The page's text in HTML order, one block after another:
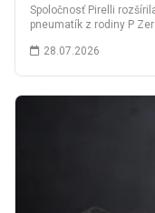
Spoločnosť Pirelli
pneumatík z rodiny P
28.07.2026